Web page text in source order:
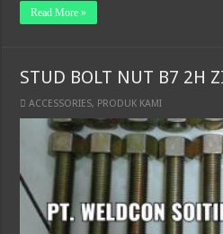
Read More »
STUD BOLT NUT B7 2H
ACCESSORIES, PRODUK KAMI